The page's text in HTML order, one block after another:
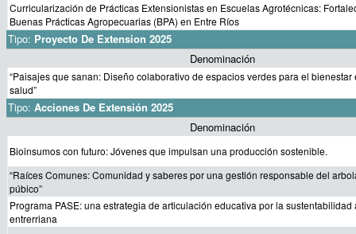
Curricularización de Prácticas Extensionistas en Escuelas Agrotécnicas:
Buenas Prácticas Agropecuarias (BPA) en Entre Ríos
Tipo: Proyecto De Extension 2025
Denominación
“Paisajes que sanan: Diseño colaborativo de espacios verdes para el bienestar
salud”
Tipo: Acciones De Extensión 2025
Denominación
Bioinsumos con futuro: Jóvenes que impulsan una producción sostenible.
“Raíces Comunes: Comunidad y saberes por una gestión responsable del
púbico”
Programa PASE: una estrategia de articulación educativa por la
entrerriana